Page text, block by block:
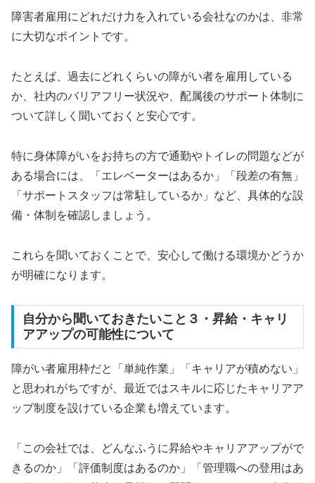
障害者雇用にどれだけ力を入れている会社なのかは、非常
に大切なポイントです。
たとえば、過去にどれくらいの障がい者を雇用している
か、社内のバリアフリー状況や、配属後のサポート体制に
ついて詳しく聞いておくと安心です。
特に身体障がいをお持ちの方で通勤やトイレの問題などが
ある場合には、「エレベーターはあるか」「段差の有無」
「サポートスタッフは常駐しているか」など、具体的な設
備・体制を確認しましょう。
これらを聞いておくことで、安心して働ける環境かどうか
が明確になります。
自分から聞いておきたいこと３・昇給・キャリ
アアップの可能性について
障がい者雇用枠だと「単純作業」「キャリアが積めない」
と思われがちですが、最近ではスキルに応じたキャリアア
ップ制度を設けている企業も増えています。
「この会社では、どんなふうに昇給やキャリアアップがで
きるのか」「評価制度はあるのか」「管理職への登用はあ